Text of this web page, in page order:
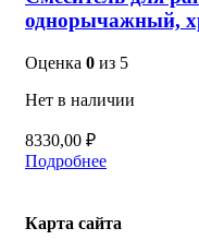
однорычажный,
Оценка 0 из 5
Нет в наличии
8330,00 ₽
Подробнее
Карта сайта